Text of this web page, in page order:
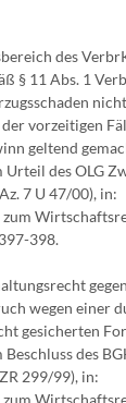
des
§ 11 Abs. 1
vorzeitigen
geltend
Urteil des OLG
7 U 47/00), in:
zum
398.
wegen einer
gesicherten
des
299/99), in:
zum